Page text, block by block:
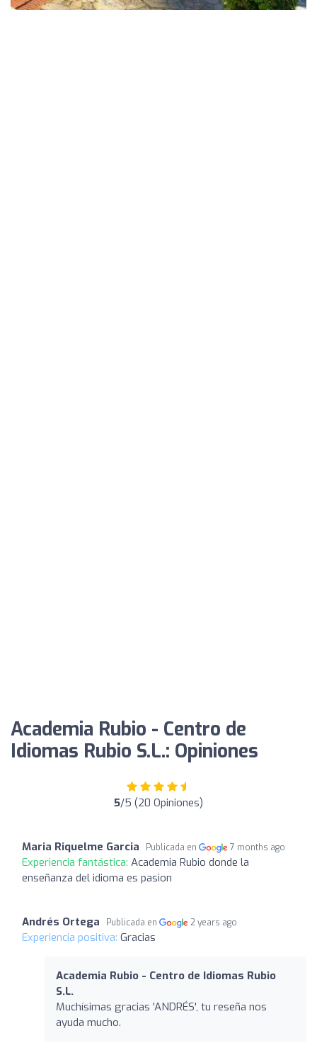
Academia Rubio - Centro de
Idiomas Rubio S.L.: Opiniones
5/5 (20 Opiniones)
Maria Riquelme Garcia Publicada en 7 months ago
Experiencia fantástica: Academia Rubio donde la
enseñanza del idioma es pasion
Andrés Ortega Publicada en 2 years ago
Experiencia positiva: Gracias
Academia Rubio - Centro de Idiomas Rubio
S.L.
Muchísimas gracias 'ANDRÉS', tu reseña nos
ayuda mucho.